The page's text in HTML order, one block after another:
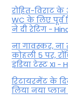
रोहित-विराट
WC के लिए पूर्व
ने दी रेटिंग -
ना गावस्कर, ना
कोहली 5 पर,
इंडिया टेस्ट XI -
रिटायरमेंट के
लिया नया प्लान